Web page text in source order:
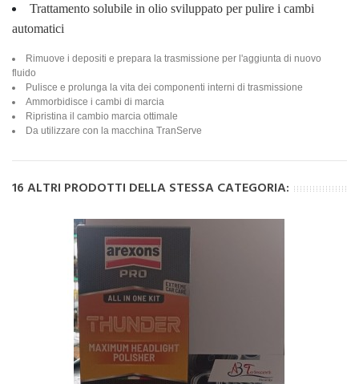
Trattamento solubile in olio sviluppato per pulire i cambi
automatici
Rimuove i depositi e prepara la trasmissione per l'aggiunta di nuovo
fluido
Pulisce e prolunga la vita dei componenti interni di trasmissione
Ammorbidisce i cambi di marcia
Ripristina il cambio marcia ottimale
Da utilizzare con la macchina TranServe
16 ALTRI PRODOTTI DELLA STESSA CATEGORIA: